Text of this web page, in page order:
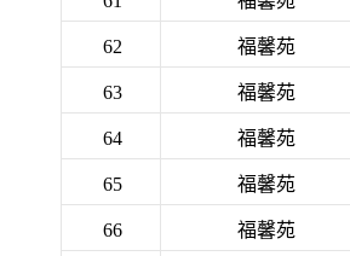
62 福馨苑
63 福馨苑
64 福馨苑
65 福馨苑
66 福馨苑